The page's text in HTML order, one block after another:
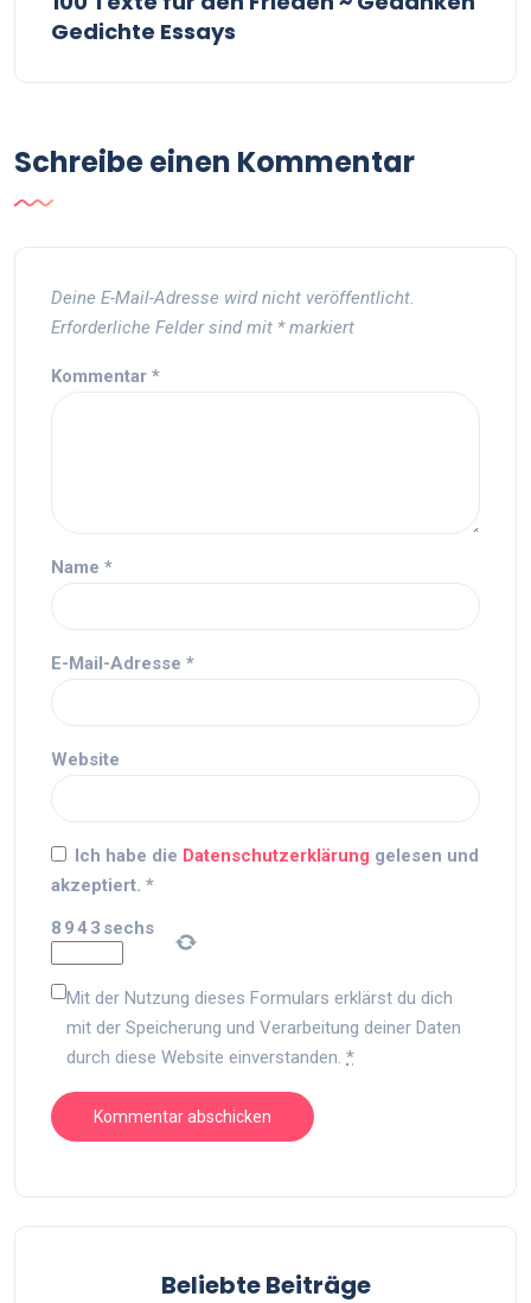
Gedichte Essays
Schreibe einen Kommentar
Deine E-Mail-Adresse wird nicht veröffentlicht.
Erforderliche Felder sind mit *markiert
Kommentar *
Name *
E-Mail-Adresse *
Website
Ich habe die Datenschutzerklärung gelesen und
akzeptiert. *
8 943 sechs
Mit der Nutzung dieses Formulars erklärst du dich
mit der Speicherung und Verarbeitung deiner Daten
durch diese Website einverstanden. *
Beliebte Beiträge